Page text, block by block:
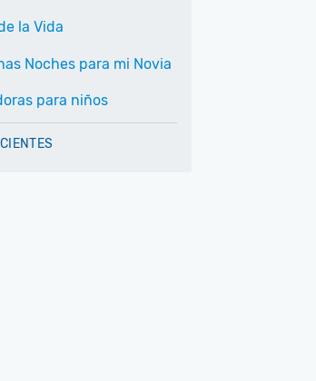
la Vida
Noches para mi Novia
para niños